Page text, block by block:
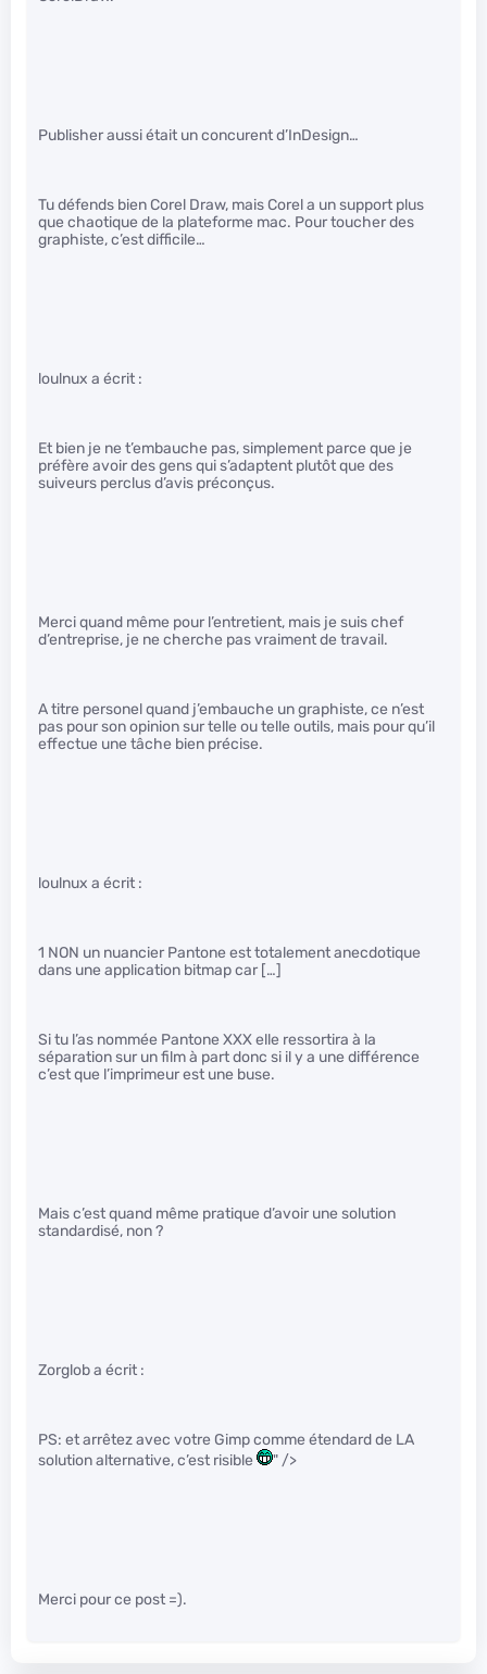
Publisher aussi était un concurent d’InDesign…
Tu défends bien Corel Draw, mais Corel a un support plus
que chaotique de la plateforme mac. Pour toucher des
graphiste, c’est difficile…
loulnux a écrit :
Et bien je ne t’embauche pas, simplement parce que je
préfère avoir des gens qui s’adaptent plutôt que des
suiveurs perclus d’avis préconçus.
Merci quand même pour l’entretient, mais je suis chef
d’entreprise, je ne cherche pas vraiment de travail.
A titre personel quand j’embauche un graphiste, ce n’est
pas pour son opinion sur telle ou telle outils, mais pour qu’il
effectue une tâche bien précise.
loulnux a écrit :
1 NON un nuancier Pantone est totalement anecdotique
dans une application bitmap car […]
Si tu l’as nommée Pantone XXX elle ressortira à la
séparation sur un film à part donc si il y a une différence
c’est que l’imprimeur est une buse.
Mais c’est quand même pratique d’avoir une solution
standardisé, non ?
Zorglob a écrit :
PS: et arrêtez avec votre Gimp comme étendard de LA
solution alternative, c’est risible
" />
Merci pour ce post =).